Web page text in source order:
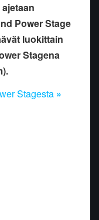
Power Stage
luokittain
Stagena
Stagesta »